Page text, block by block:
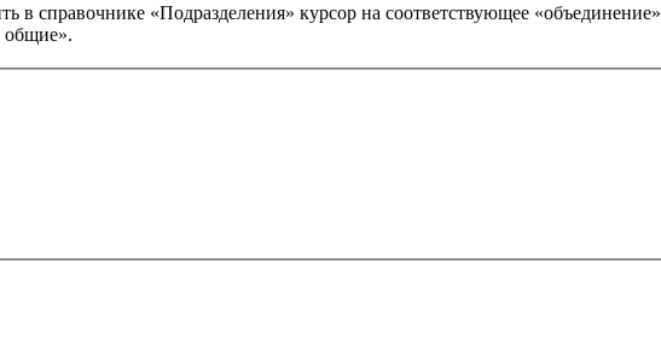
в справочнике «Подразделения» курсор на соответствующее
общие».